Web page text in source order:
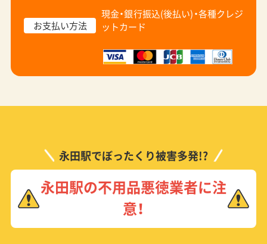
お支払い方法
現金・銀行振込(後払い)・各種クレジ
ットカード
永田駅でぼったくり被害多発!?
永田駅の不用品悪徳業者に注
意！